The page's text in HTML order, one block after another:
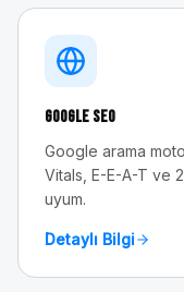
Google SEO
Google arama
Vitals, E-E-A-T ve
uyum.
Detaylı Bilgi